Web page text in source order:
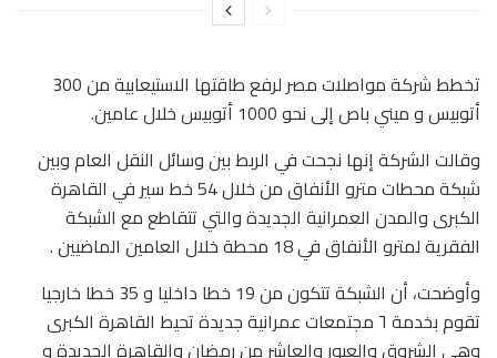
تخطط شركة مواصلات مصر لرفع طاقتها الاستيعابية من 300
أتوبيس و ميني باص إلى نحو 1000 أتوبيس خلال عامين.
وقالت الشركة إنها نجحت في الربط بين وسائل النقل العام وبين
شبكة محطات مترو الأنفاق من خلال 54 خط سير في القاهرة
الكبرى والمدن العمرانية الجديدة والتي تتقاطع مع الشبكة
الفقرية لمترو الأنفاق في 18 محطة خلال العامين الماضيين .
وأوضحت، أن الشبكة تتكون من 19 خطا داخليا و 35 خطا خارجيا
تقوم بخدمة ٦ مجتمعات عمرانية جديدة تحيط القاهرة الكبرى
وهى الشروق والعبور والعاشر من رمضان والقاهرة الجديدة و